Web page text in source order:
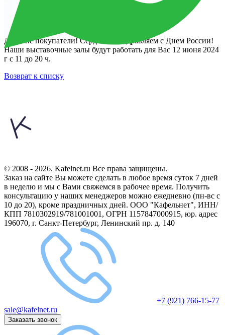
Дорогие покупатели! Сердечно поздравляем с Днем России!
Наши выставочные залы будут работать для Вас 12 июня 2024
г с 11 до 20 ч.
Возврат к списку
© 2008 - 2026. Kafelnet.ru Все права защищены.
Заказ на сайте Вы можете сделать в любое время суток 7 дней
в неделю и мы с Вами свяжемся в рабочее время. Получить
консультацию у наших менеджеров можно ежедневно (пн-вс с
10 до 20), кроме праздничных дней. ООО "Кафельнет", ИНН/
КПП 7810302919/781001001, ОГРН 1157847000915, юр. адрес
196070, г. Санкт-Петербург, Ленинский пр. д. 140
+7 (921) 766-15-77
sale@kafelnet.ru
Заказать звонок